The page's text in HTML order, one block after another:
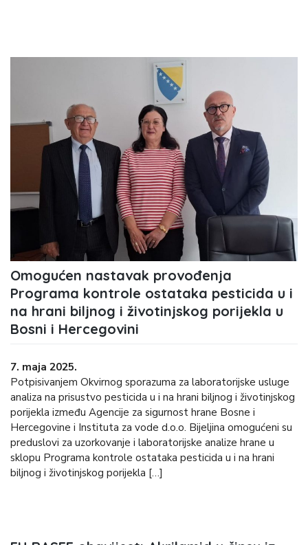
Omogućen nastavak provođenja
Programa kontrole ostataka pesticida u i
na hrani biljnog i životinjskog porijekla u
Bosni i Hercegovini
7. maja 2025.
Potpisivanjem Okvirnog sporazuma za laboratorijske usluge
analiza na prisustvo pesticida u i na hrani biljnog i životinjskog
porijekla između Agencije za sigurnost hrane Bosne i
Hercegovine i Instituta za vode d.o.o. Bijeljina omogućeni su
preduslovi za uzorkovanje i laboratorijske analize hrane u
sklopu Programa kontrole ostataka pesticida u i na hrani
biljnog i životinjskog porijekla […]